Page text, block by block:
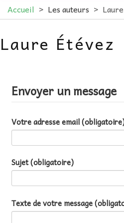
QUI SOMMES-NOUS ?
AU FIL DES MATHS
LIBRAIRIE
Accueil > Les auteurs >
Laure Étévez
Envoyer un message
Votre adresse email
Sujet (obligatoire)
Texte de votre message